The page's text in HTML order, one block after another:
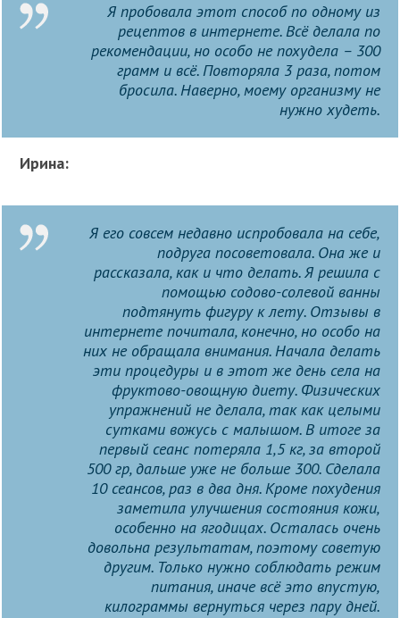
Я пробовала этот способ по одному из
рецептов в интернете. Всё делала по
рекомендации, но особо не похудела – 300
грамм и всё. Повторяла 3 раза, потом
бросила. Наверно, моему организму не
нужно худеть.
Ирина:
Я его совсем недавно испробовала на себе,
подруга посоветовала. Она же и
рассказала, как и что делать. Я решила с
помощью содово-солевой ванны
подтянуть фигуру к лету. Отзывы в
интернете почитала, конечно, но особо на
них не обращала внимания. Начала делать
эти процедуры и в этот же день села на
фруктово-овощную диету. Физических
упражнений не делала, так как целыми
сутками вожусь с малышом. В итоге за
первый сеанс потеряла 1,5 кг, за второй
500 гр, дальше уже не больше 300. Сделала
10 сеансов, раз в два дня. Кроме похудения
заметила улучшения состояния кожи,
особенно на ягодицах. Осталась очень
довольна результатам, поэтому советую
другим. Только нужно соблюдать режим
питания, иначе всё это впустую,
килограммы вернуться через пару дней.